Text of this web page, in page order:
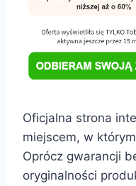
Oficjalna strona
miejscem, w
Oprócz gwarancji
oryginalności